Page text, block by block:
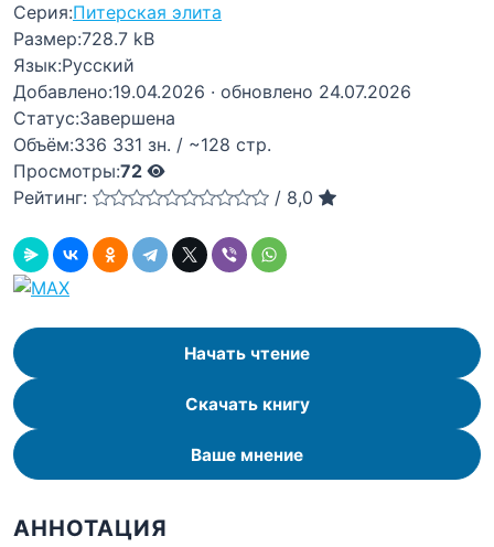
Серия:Питерская элита
Размер:728.7 kB
Язык:Русский
Добавлено:19.04.2026 · обновлено 24.07.2026
Статус:Завершена
Объём:336 331 зн. / ~128 стр.
Просмотры:72
Рейтинг:
/ 8,0
Начать чтение
Скачать книгу
Ваше мнение
АННОТАЦИЯ